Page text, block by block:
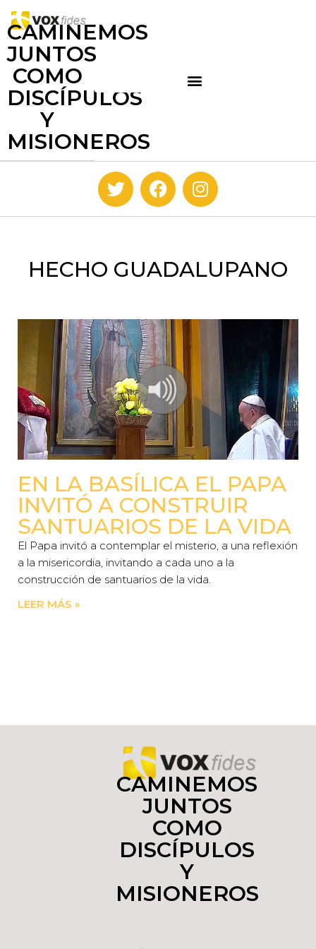
CAMINEMOS
JUNTOS
COMO
DISCÍPULOS
Y
MISIONEROS
HECHO GUADALUPANO
EN LA BASÍLICA EL PAPA
INVITÓ A CONSTRUIR
SANTUARIOS DE LA VIDA
El Papa invitó a contemplar el misterio, a una reflexión
a la misericordia, invitando a cada uno a la
construcción de santuarios de la vida.
LEER MÁS »
CAMINEMOS
JUNTOS
COMO
DISCÍPULOS
Y
MISIONEROS